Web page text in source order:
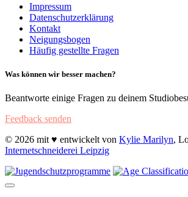
Impressum
Datenschutzerklärung
Kontakt
Neigungsbogen
Häufig gestellte Fragen
Was können wir besser machen?
Beantworte einige Fragen zu deinem
Feedback senden
© 2026 mit ♥ entwickelt von Kylie Marilyn,
Internetschneiderei Leipzig